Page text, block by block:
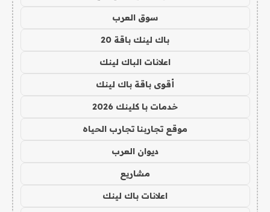
سوق العرب
باك لينك باقة 20
اعلانات الباك لينك
أقوى باقة باك لينك
خدمات با كلينك 2026
موقع تجاربنا تجارب الحياه
ديوان العرب
مشاريع
اعلانات باك لينك